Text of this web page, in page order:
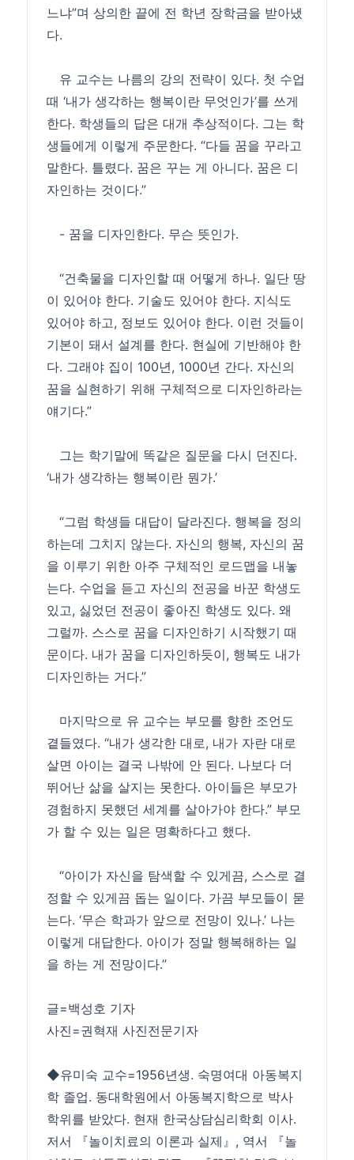
느냐”며 상의한 끝에 전 학년 장학금을 받아냈
다.
유 교수는 나름의 강의 전략이 있다. 첫 수업
때 ‘내가 생각하는 행복이란 무엇인가’를 쓰게
한다. 학생들의 답은 대개 추상적이다. 그는 학
생들에게 이렇게 주문한다. “다들 꿈을 꾸라고
말한다. 틀렸다. 꿈은 꾸는 게 아니다. 꿈은 디
자인하는 것이다.”
- 꿈을 디자인한다. 무슨 뜻인가.
“건축물을 디자인할 때 어떻게 하나. 일단 땅
이 있어야 한다. 기술도 있어야 한다. 지식도
있어야 하고, 정보도 있어야 한다. 이런 것들이
기본이 돼서 설계를 한다. 현실에 기반해야 한
다. 그래야 집이 100년, 1000년 간다. 자신의
꿈을 실현하기 위해 구체적으로 디자인하라는
얘기다.”
그는 학기말에 똑같은 질문을 다시 던진다.
‘내가 생각하는 행복이란 뭔가.’
“그럼 학생들 대답이 달라진다. 행복을 정의
하는데 그치지 않는다. 자신의 행복, 자신의 꿈
을 이루기 위한 아주 구체적인 로드맵을 내놓
는다. 수업을 듣고 자신의 전공을 바꾼 학생도
있고, 싫었던 전공이 좋아진 학생도 있다. 왜
그럴까. 스스로 꿈을 디자인하기 시작했기 때
문이다. 내가 꿈을 디자인하듯이, 행복도 내가
디자인하는 거다.”
마지막으로 유 교수는 부모를 향한 조언도
곁들였다. “내가 생각한 대로, 내가 자란 대로
살면 아이는 결국 나밖에 안 된다. 나보다 더
뛰어난 삶을 살지는 못한다. 아이들은 부모가
경험하지 못했던 세계를 살아가야 한다.” 부모
가 할 수 있는 일은 명확하다고 했다.
“아이가 자신을 탐색할 수 있게끔, 스스로 결
정할 수 있게끔 돕는 일이다. 가끔 부모들이 묻
는다. ‘무슨 학과가 앞으로 전망이 있나.’ 나는
이렇게 대답한다. 아이가 정말 행복해하는 일
을 하는 게 전망이다.”
글=백성호 기자
사진=권혁재 사진전문기자
◆유미숙 교수=1956년생. 숙명여대 아동복지
학 졸업. 동대학원에서 아동복지학으로 박사
학위를 받았다. 현재 한국상담심리학회 이사.
저서 『놀이치료의 이론과 실제』, 역서 『놀